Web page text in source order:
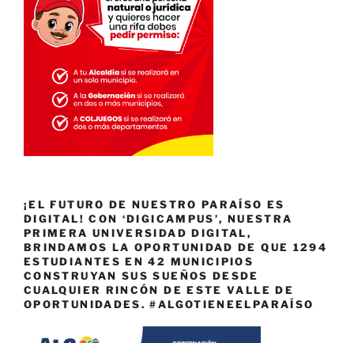
¡EL FUTURO DE NUESTRO PARAÍSO ES
DIGITAL! CON ‘DIGICAMPUS’, NUESTRA
PRIMERA UNIVERSIDAD DIGITAL,
BRINDAMOS LA OPORTUNIDAD DE QUE 1294
ESTUDIANTES EN 42 MUNICIPIOS
CONSTRUYAN SUS SUEÑOS DESDE
CUALQUIER RINCÓN DE ESTE VALLE DE
OPORTUNIDADES. #ALGOTIENEELPARAÍSO